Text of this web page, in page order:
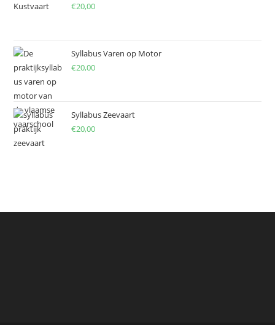
€20,00
Syllabus Varen op Motor
€20,00
Syllabus Zeevaart
€20,00